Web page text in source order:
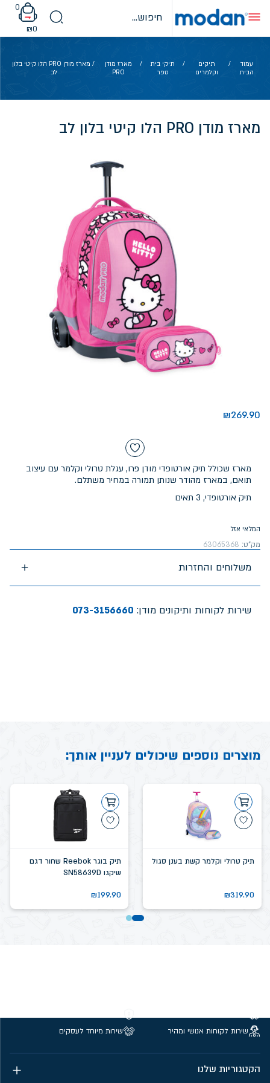
content
0
₪0
עמוד
הבית
/
תיקים
וקלמרים
/
תיקי בית
ספר
/
מארז מודן
PRO
/ מארז מודן PRO הלו קיטי בלון
לב
מארז מודן PRO הלו קיטי בלון לב
₪269.90
מארז שכולל תיק אורטופדי מודן פרו, עגלת טרולי וקלמר עם עיצוב
תואם, במארז מהודר שנותן תמורה במחיר משתלם.
תיק אורטופדי, 3 תאים
המלאי אזל
מק"ט: 63065368
משלוחים והחזרות
שירות לקוחות ותיקונים מודן: 073-3156660
מוצרים נוספים שיכולים לעניין אותך:
תיק טרולי וקלמר קשת בענן סגול
₪319.90
תיק בוגר Reebok שחור דגם
שיקגו SN58639D
₪199.90
שירות לקוחות אנושי ומהיר
שירות מיוחד לעסקים
הקטגוריות שלנו